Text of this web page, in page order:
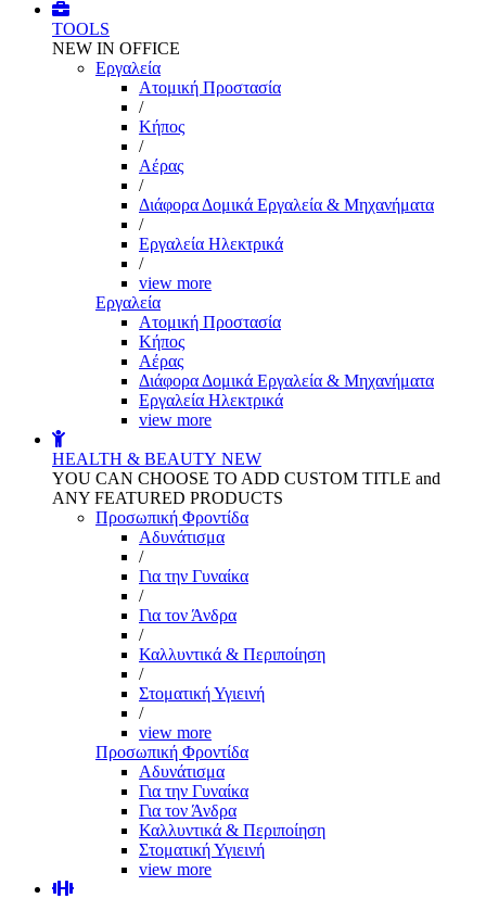
TOOLS
NEW IN OFFICE
Εργαλεία
Aτομική Προστασία
/
Kήπος
/
Αέρας
/
Διάφορα Δομικά Εργαλεία & Μηχανήματα
/
Εργαλεία Ηλεκτρικά
/
view more
Εργαλεία
Aτομική Προστασία
Kήπος
Αέρας
Διάφορα Δομικά Εργαλεία & Μηχανήματα
Εργαλεία Ηλεκτρικά
view more
HEALTH & BEAUTY NEW
YOU CAN CHOOSE TO ADD CUSTOM TITLE and
ANY FEATURED PRODUCTS
Προσωπική Φροντίδα
Αδυνάτισμα
/
Για την Γυναίκα
/
Για τον Άνδρα
/
Καλλυντικά & Περιποίηση
/
Στοματική Υγιεινή
/
view more
Προσωπική Φροντίδα
Αδυνάτισμα
Για την Γυναίκα
Για τον Άνδρα
Καλλυντικά & Περιποίηση
Στοματική Υγιεινή
view more